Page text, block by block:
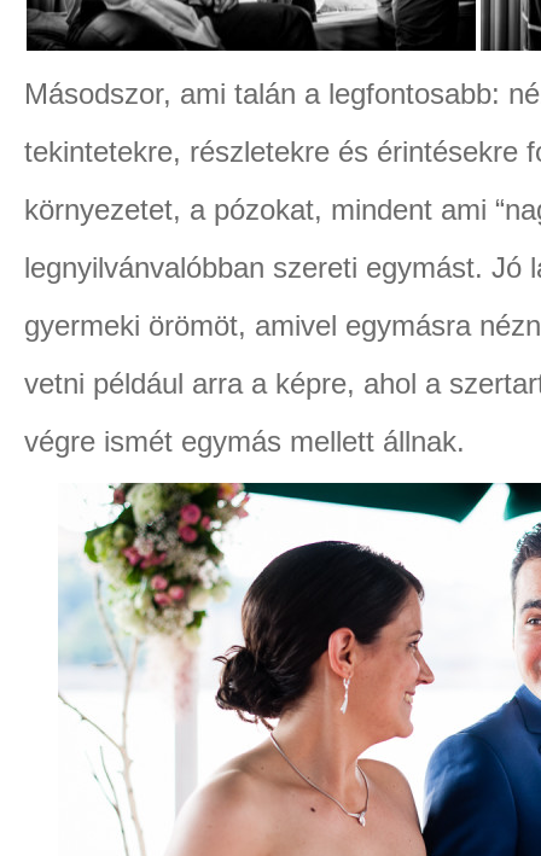
Másodszor, ami talán a legfontosabb:
tekintetekre, részletekre és érintésekre
környezetet, a pózokat, mindent ami
legnyilvánvalóbban szereti egymást. Jó
gyermeki örömöt, amivel egymásra
vetni például arra a képre, ahol a
végre ismét egymás mellett állnak.